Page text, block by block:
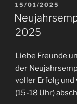
AM
15/01/2025
2025
Liebe Freunde
der
voller Erfolg und
(15-18 Uhr)